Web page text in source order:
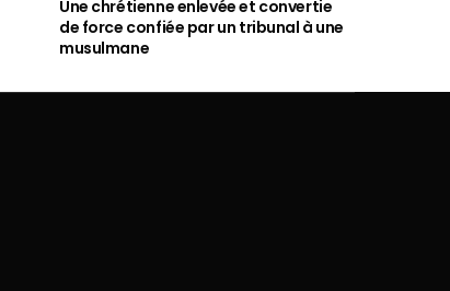
Une chrétienne enlevée et convertie
de force confiée par un tribunal à une
musulmane